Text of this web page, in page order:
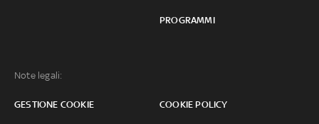
PROGRAMMI
Note legali:
GESTIONE COOKIE COOKIE POLICY